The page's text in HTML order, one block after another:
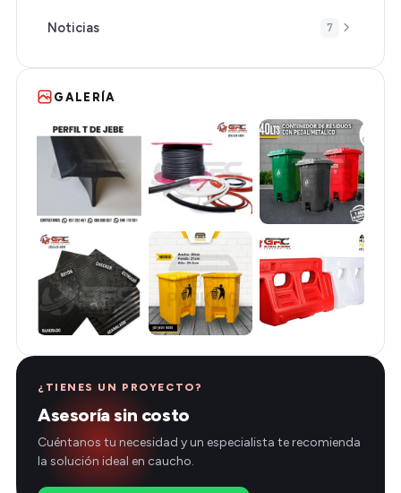
Noticias 7
GALERÍA
¿TIENES UN PROYECTO?
Asesoría sin costo
Cuéntanos tu necesidad y un especialista te recomienda
la solución ideal en caucho.